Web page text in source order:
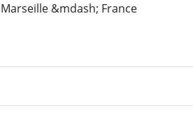
Marseille &mdash; France